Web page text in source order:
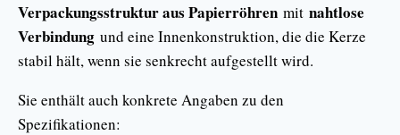
Verpackungsstruktur aus Papierröhren mit nahtlose
Verbindung und eine Innenkonstruktion, die die Kerze
stabil hält, wenn sie senkrecht aufgestellt wird.
Sie enthält auch konkrete Angaben zu den
Spezifikationen: